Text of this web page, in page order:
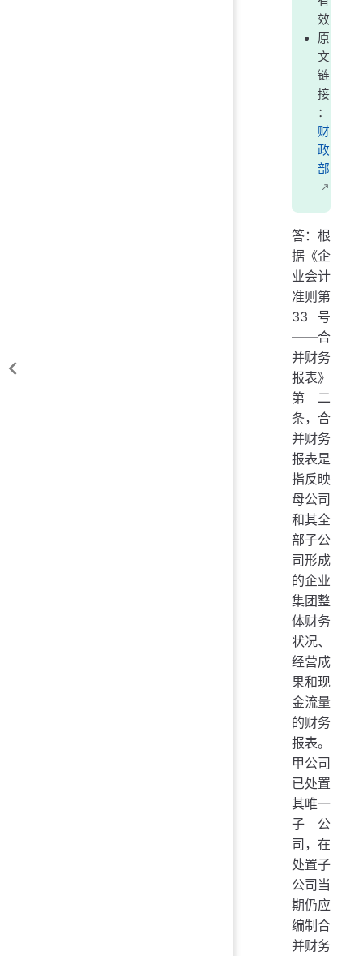
效
原
文
链
接
：
财
政
部
答：根
据《企
业会计
准则第
33号
——合
并财务
报表》
第二
条，合
并财务
报表是
指反映
母公司
和其全
部子公
司形成
的企业
集团整
体财务
状况、
经营成
果和现
金流量
的财务
报表。
甲公司
已处置
其唯一
子公
司，在
处置子
公司当
期仍应
编制合
并财务